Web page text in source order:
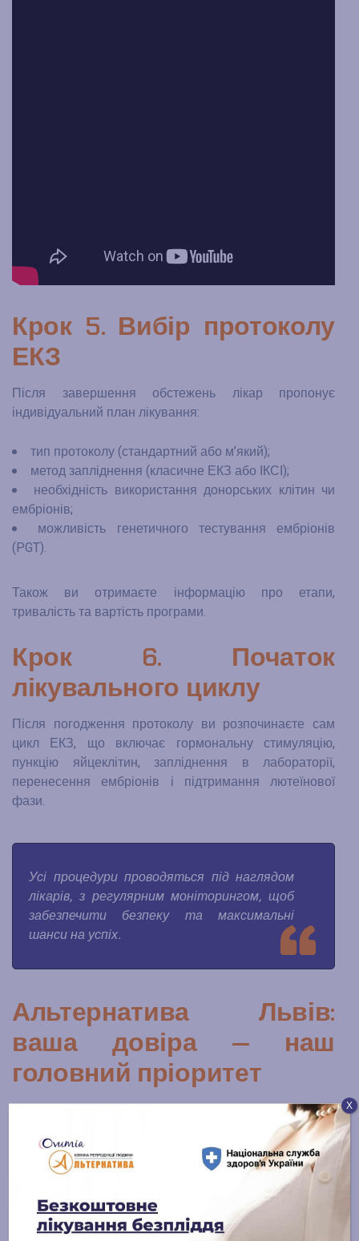
Крок 5. Вибір протоколу
ЕКЗ
Після завершення обстежень лікар пропонує
індивідуальний план лікування:
тип протоколу (стандартний або м’який);
метод запліднення (класичне ЕКЗ або ІКСІ);
необхідність використання донорських клітин чи
ембріонів;
можливість генетичного тестування ембріонів
(PGT).
Також ви отримаєте інформацію про етапи,
тривалість та вартість програми.
Крок 6. Початок
лікувального циклу
Після погодження протоколу ви розпочинаєте сам
цикл ЕКЗ, що включає гормональну стимуляцію,
пункцію яйцеклітин, запліднення в лабораторії,
перенесення ембріонів і підтримання лютеїнової
фази.
Усі процедури проводяться під наглядом
лікарів, з регулярним моніторингом, щоб
забезпечити безпеку та максимальні
шанси на успіх.
Альтернатива Львів:
ваша довіра — наш
головний пріоритет
У клініці Альтернатива ми розуміємо, що перший крок
до ЕКЗ — це не просто медичне рішення, а дуже
особистий і часто непростий вибір. Саме тому ми
супроводжуємо кожну пару з повагою, делікатністю та
Досвідчені ембріологи
Х